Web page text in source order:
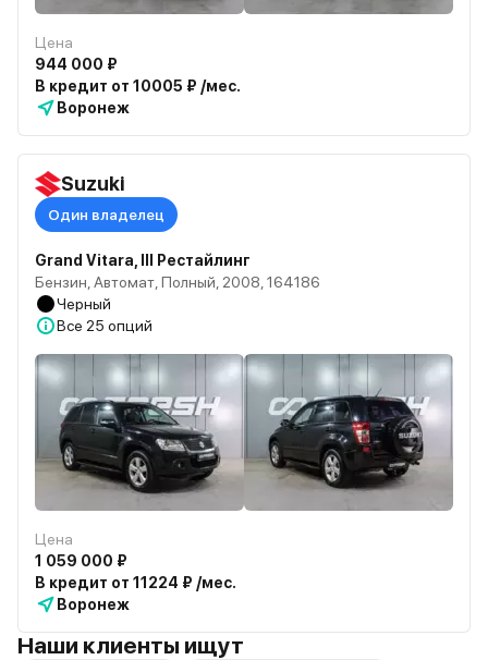
Цена
944 000 ₽
В кредит от 10005 ₽ /мес.
Воронеж
Suzuki
Один владелец
Grand Vitara, III Рестайлинг
Бензин, Автомат, Полный, 2008, 164186
Черный
Все 25 опций
Цена
1 059 000 ₽
В кредит от 11224 ₽ /мес.
Воронеж
Наши клиенты ищут